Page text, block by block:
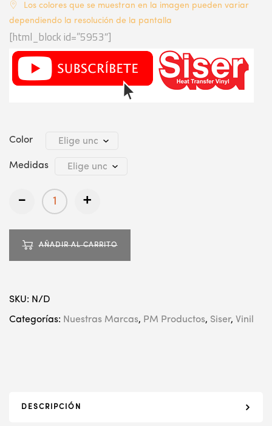
Los colores que se muestran en la imagen pueden variar
dependiendo la resolución de la pantalla
[html_block id=”5953″]
Color
Medidas
- +
AÑADIR AL CARRITO
SKU: N/D
Categorías: Nuestras Marcas, PM Productos, Siser, Vinil
DESCRIPCIÓN